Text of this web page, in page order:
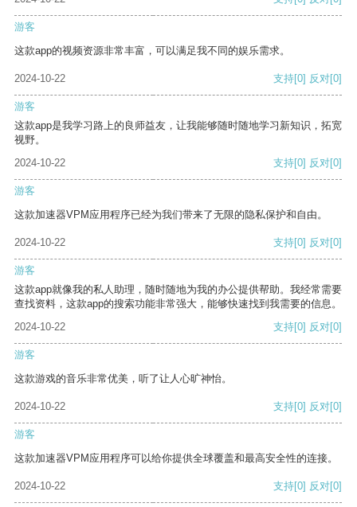
游客
这款app的视频资源非常丰富，可以满足我不同的娱乐需求。
2024-10-22 支持[0] 反对[0]
游客
这款app是我学习路上的良师益友，让我能够随时随地学习新知识，拓宽
视野。
2024-10-22
支持[0] 反对[0]
游客
这款加速器VPM应用程序已经为我们带来了无限的隐私保护和自由。
2024-10-22 支持[0] 反对[0]
游客
这款app就像我的私人助理，随时随地为我的办公提供帮助。我经常需要
查找资料，这款app的搜索功能非常强大，能够快速找到我需要的信息。
2024-10-22
支持[0] 反对[0]
游客
这款游戏的音乐非常优美，听了让人心旷神怡。
2024-10-22 支持[0] 反对[0]
游客
这款加速器VPM应用程序可以给你提供全球覆盖和最高安全性的连接。
2024-10-22 支持[0] 反对[0]